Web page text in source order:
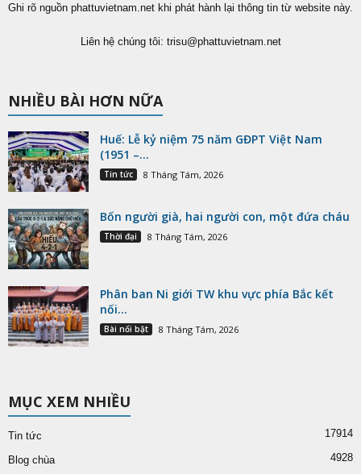
Ghi rõ nguồn phattuvietnam.net khi phát hành lại thông tin từ website này.
Liên hệ chúng tôi: trisu@phattuvietnam.net
NHIỀU BÀI HƠN NỮA
Huế: Lễ kỷ niệm 75 năm GĐPT Việt Nam
(1951 –...
Tin tức 8 Tháng Tám, 2026
Bốn người già, hai người con, một đứa cháu
Thời đại 8 Tháng Tám, 2026
Phân ban Ni giới TW khu vực phía Bắc kết
nối...
Bài nổi bật 8 Tháng Tám, 2026
MỤC XEM NHIỀU
Tin tức 17914
Blog chùa 4928